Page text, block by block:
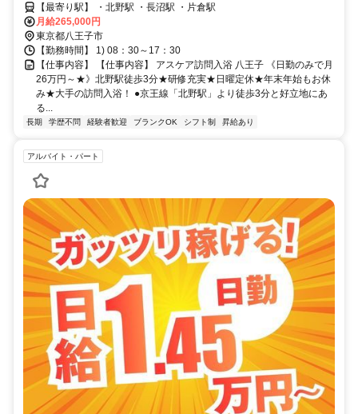
【最寄り駅】 ・北野駅 ・長沼駅 ・片倉駅
月給265,000円
東京都八王子市
【勤務時間】 1) 08：30～17：30
【仕事内容】 【仕事内容】 アスケア訪問入浴 八王子 《日勤のみで月
26万円～★》北野駅徒歩3分★研修充実★日曜定休★年末年始もお休
み★大手の訪問入浴！ ●京王線「北野駅」より徒歩3分と好立地にあ
る...
長期 学歴不問 経験者歓迎 ブランクOK シフト制 昇給あり
アルバイト・パート